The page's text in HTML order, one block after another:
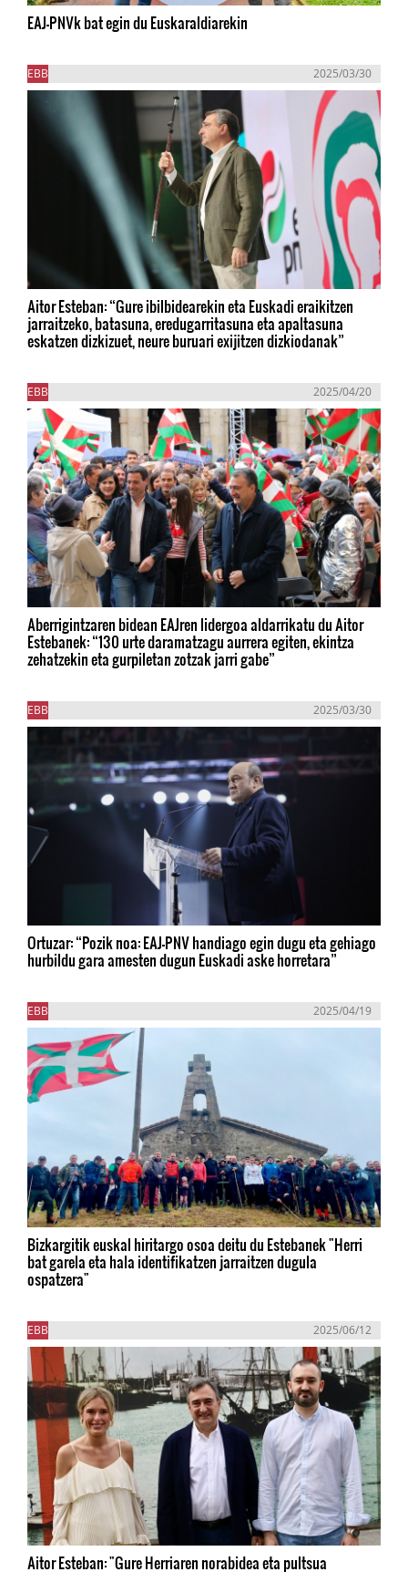
EAJ-PNVk bat egin du Euskaraldiarekin
EBB 2025/03/30
Aitor Esteban: “Gure ibilbidearekin eta Euskadi eraikitzen
jarraitzeko, batasuna, eredugarritasuna eta apaltasuna
eskatzen dizkizuet, neure buruari exijitzen dizkiodanak”
EBB 2025/04/20
Aberrigintzaren bidean EAJren lidergoa aldarrikatu du Aitor
Estebanek: “130 urte daramatzagu aurrera egiten, ekintza
zehatzekin eta gurpiletan zotzak jarri gabe”
EBB 2025/03/30
Ortuzar: “Pozik noa: EAJ-PNV handiago egin dugu eta gehiago
hurbildu gara amesten dugun Euskadi aske horretara”
EBB 2025/04/19
Bizkargitik euskal hiritargo osoa deitu du Estebanek "Herri
bat garela eta hala identifikatzen jarraitzen dugula
ospatzera"
EBB 2025/06/12
Aitor Esteban: "Gure Herriaren norabidea eta pultsua